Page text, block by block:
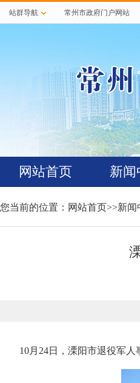
站群导航 常州市政府门户网站
网站首页 新闻
您当前的位置： 网站首页>>新闻
10月24日，溧阳市退役军